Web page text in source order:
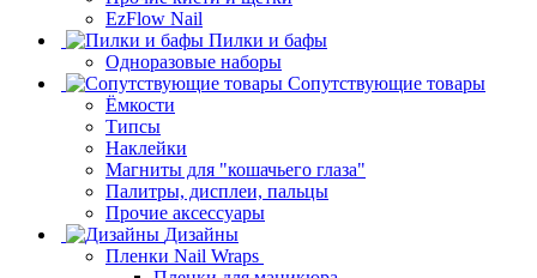
EzFlow Nail
Пилки и бафы
Одноразовые наборы
Сопутствующие товары
Ёмкости
Типсы
Наклейки
Магниты для "кошачьего глаза"
Палитры, дисплеи, пальцы
Прочие аксессуары
Дизайны
Пленки Nail Wraps